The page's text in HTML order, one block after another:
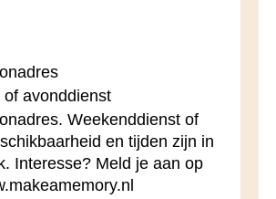
avonddienst
Weekenddienst of
en tijden zijn in
Interesse? Meld je aan op